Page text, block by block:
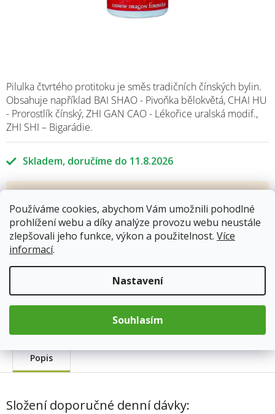
Používáme cookies, abychom Vám umožnili pohodlné
prohlížení webu a díky analýze provozu webu neustále
zlepšovali jeho funkce, výkon a použitelnost. Více
informací.
Nastavení
Souhlasím
Skladem 11.8.2026
Pilulka čtvrtého protitoku je směs tradičních čínských bylin.
Obsahuje například BAI SHAO - Pivoňka bělokvětá, CHAI HU
- Prorostlík čínský, ZHI GAN CAO - Lékořice uralská modif.,
ZHI SHI – Bigarádie.
Hmotnost: 0.033 kg
Měrná
cena:
Přidat do košíku
Popis
Složení doporučné denní dávky: